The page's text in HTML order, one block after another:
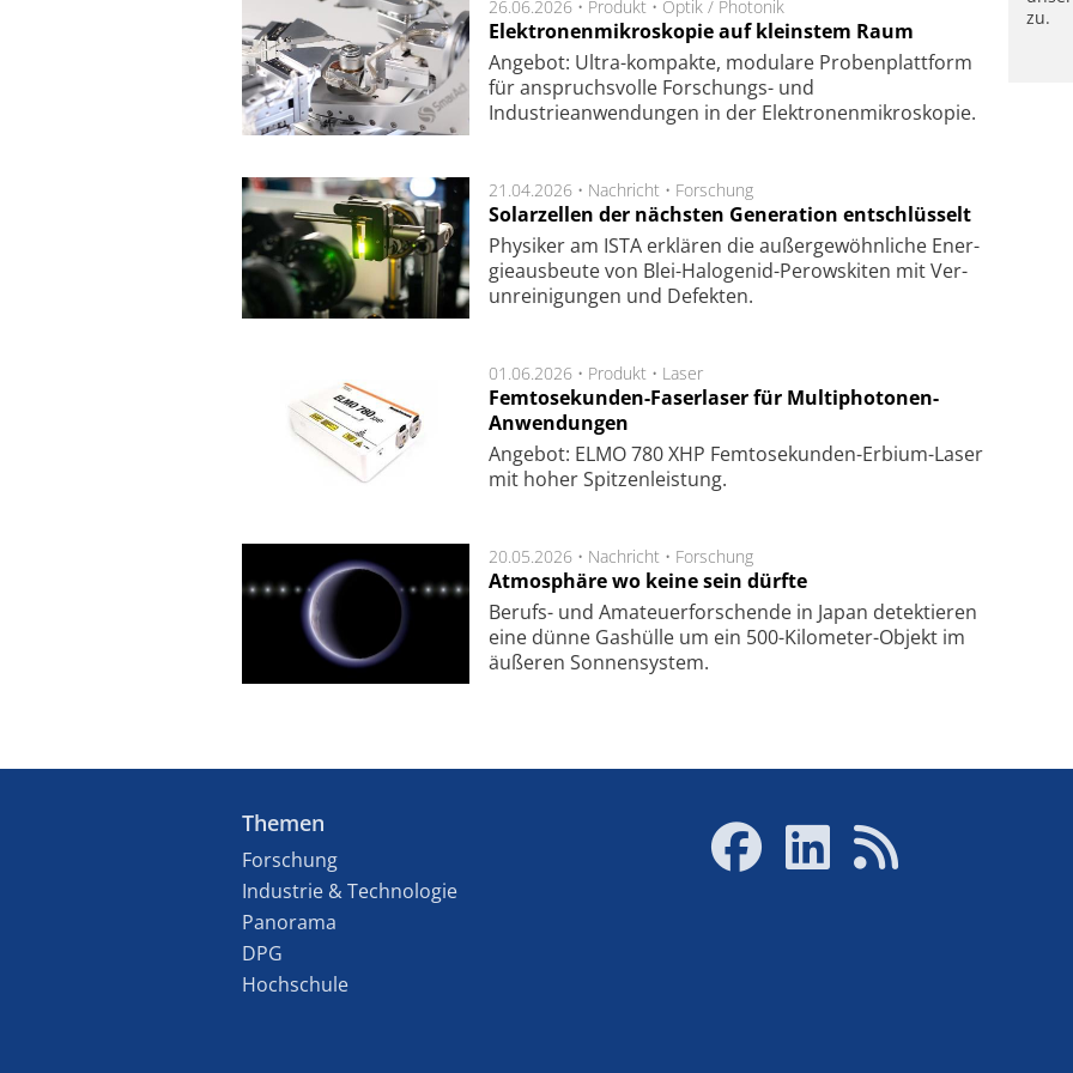
26.06.2026 • Produkt • Optik / Photonik
Elektronenmikroskopie auf kleinstem Raum
Angebot: Ultra-kompakte, modulare Probenplattform
für anspruchsvolle Forschungs- und
Industrieanwendungen in der Elektronenmikroskopie.
21.04.2026 • Nachricht • Forschung
Solarzellen der nächsten Generation entschlüsselt
Physiker am ISTA er­klä­ren die außer­ge­wöhn­li­che Ener­
gie­aus­beu­te von Blei-Halo­ge­nid-Perows­ki­ten mit Ver­
unrei­ni­gung­en und De­fek­ten.
01.06.2026 • Produkt • Laser
Femtosekunden-Faserlaser für Multiphotonen-
Anwendungen
Angebot: ELMO 780 XHP Femtosekunden-Erbium-Laser
mit hoher Spitzenleistung.
20.05.2026 • Nachricht • Forschung
Atmosphäre wo keine sein dürfte
Berufs- und Ama­teuer­for­schen­de in Japan de­tek­tie­ren
eine dün­ne Gas­hül­le um ein 500-Kilo­meter-Objekt im
äu­ße­ren Son­nen­sys­tem.
zu.
Themen
Forschung
Industrie & Technologie
Panorama
DPG
Hochschule